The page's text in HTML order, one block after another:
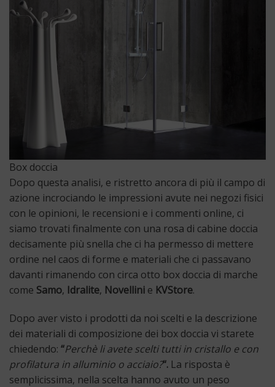
Box doccia
Dopo questa analisi, e ristretto ancora di più il campo di
azione incrociando le impressioni avute nei negozi fisici
con le opinioni, le recensioni e i commenti online, ci
siamo trovati finalmente con una rosa di cabine doccia
decisamente più snella che ci ha permesso di mettere
ordine nel caos di forme e materiali che ci passavano
davanti rimanendo con circa otto box doccia di marche
come Samo, Idralite, Novellini e KVStore.
Dopo aver visto i prodotti da noi scelti e la descrizione
dei materiali di composizione dei box doccia vi starete
chiedendo: “Perchè li avete scelti tutti in cristallo e con
profilatura in alluminio o acciaio?“. La risposta è
semplicissima, nella scelta hanno avuto un peso